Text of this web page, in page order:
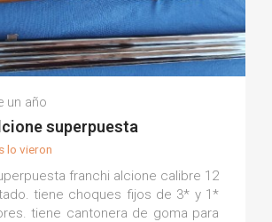
C.
un año
superpuesta
lo vieron
franchi alcione calibre 12
tiene choques fijos de 3* y 1*
tiene cantonera de goma para